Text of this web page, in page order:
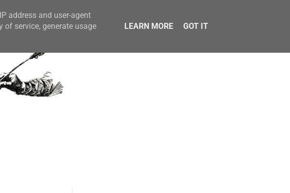
address and user-agent
service, generate usage
LEARN MORE GOT IT